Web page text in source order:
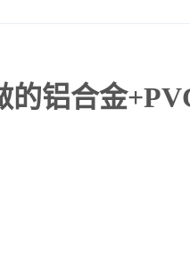
的铝合金